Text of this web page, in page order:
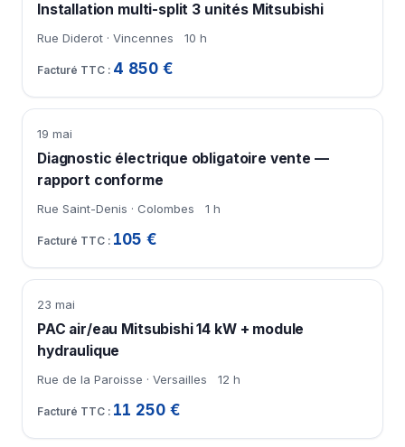
Installation multi-split 3 unités Mitsubishi
Rue Diderot · Vincennes 10 h
4 850 €
19 mai
Diagnostic électrique obligatoire vente —
rapport conforme
Rue Saint-Denis · Colombes 1 h
105 €
23 mai
PAC air/eau Mitsubishi 14 kW + module
hydraulique
Rue de la Paroisse · Versailles 12 h
11 250 €